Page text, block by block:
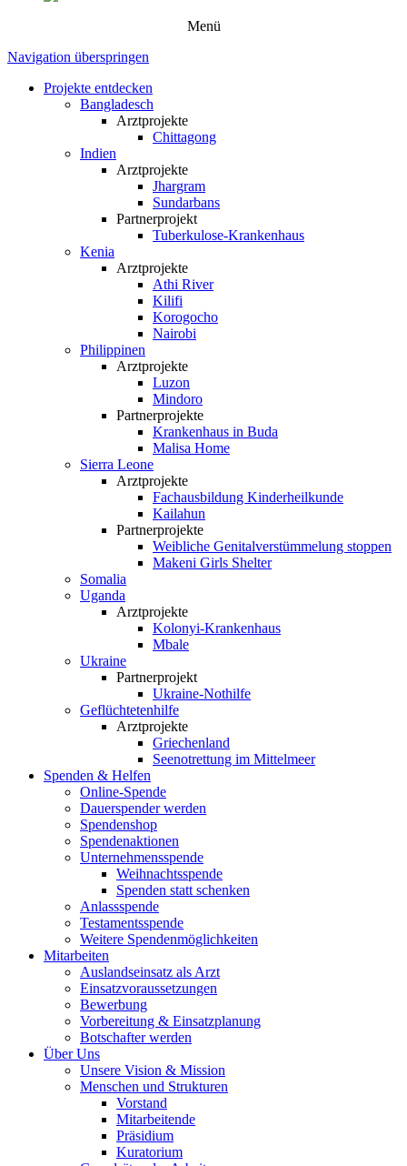
Menü
Navigation überspringen
Projekte entdecken
Bangladesch
Arztprojekte
Chittagong
Indien
Arztprojekte
Jhargram
Sundarbans
Partnerprojekt
Tuberkulose-Krankenhaus
Kenia
Arztprojekte
Athi River
Kilifi
Korogocho
Nairobi
Philippinen
Arztprojekte
Luzon
Mindoro
Partnerprojekte
Krankenhaus in Buda
Malisa Home
Sierra Leone
Arztprojekte
Fachausbildung Kinderheilkunde
Kailahun
Partnerprojekte
Weibliche Genital­verstümmelung stoppen
Makeni Girls Shelter
Somalia
Uganda
Arztprojekte
Kolonyi-Krankenhaus
Mbale
Ukraine
Partnerprojekt
Ukraine-Nothilfe
Geflüchtetenhilfe
Arztprojekte
Griechenland
Seenotrettung im Mittelmeer
Spenden & Helfen
Online-Spende
Dauerspender werden
Spendenshop
Spendenaktionen
Unternehmens­spende
Weihnachtsspende
Spenden statt schenken
Anlassspende
Testamentsspende
Weitere Spenden­möglichkeiten
Mitarbeiten
Auslandseinsatz als Arzt
Einsatzvoraussetzungen
Bewerbung
Vorbereitung & Einsatzplanung
Botschafter werden
Über Uns
Unsere Vision & Mission
Menschen und Strukturen
Vorstand
Mitarbeitende
Präsidium
Kuratorium